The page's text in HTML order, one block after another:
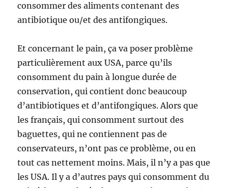
consommer des aliments contenant des
antibiotique ou/et des antifongiques.
Et concernant le pain, ça va poser problème
particulièrement aux USA, parce qu’ils
consomment du pain à longue durée de
conservation, qui contient donc beaucoup
d’antibiotiques et d’antifongiques. Alors que
les français, qui consomment surtout des
baguettes, qui ne contiennent pas de
conservateurs, n’ont pas ce problème, ou en
tout cas nettement moins. Mais, il n’y a pas que
les USA. Il y a d’autres pays qui consomment du